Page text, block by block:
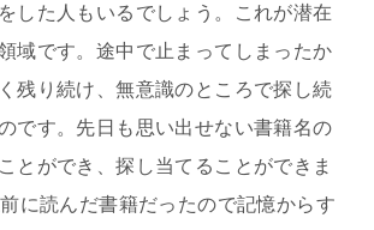
した人もいるでしょう。これが潜在
域です。途中で止まってしまったか
残り続け、無意識のところで探し続
です。先日も思い出せない書籍名の
とができ、探し当てることができま
に読んだ書籍だったので記憶からす